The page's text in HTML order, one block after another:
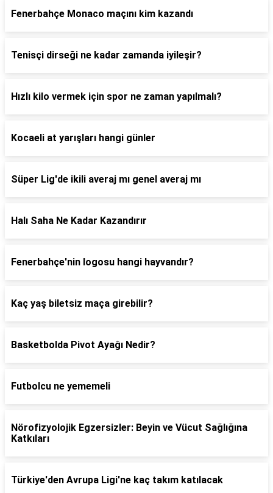
Fenerbahçe Monaco maçını kim kazandı
Tenisçi dirseği ne kadar zamanda iyileşir?
Hızlı kilo vermek için spor ne zaman yapılmalı?
Kocaeli at yarışları hangi günler
Süper Lig'de ikili averaj mı genel averaj mı
Halı Saha Ne Kadar Kazandırır
Fenerbahçe'nin logosu hangi hayvandır?
Kaç yaş biletsiz maça girebilir?
Basketbolda Pivot Ayağı Nedir?
Futbolcu ne yememeli
Nörofizyolojik Egzersizler: Beyin ve Vücut Sağlığına
Katkıları
Türkiye'den Avrupa Ligi'ne kaç takım katılacak